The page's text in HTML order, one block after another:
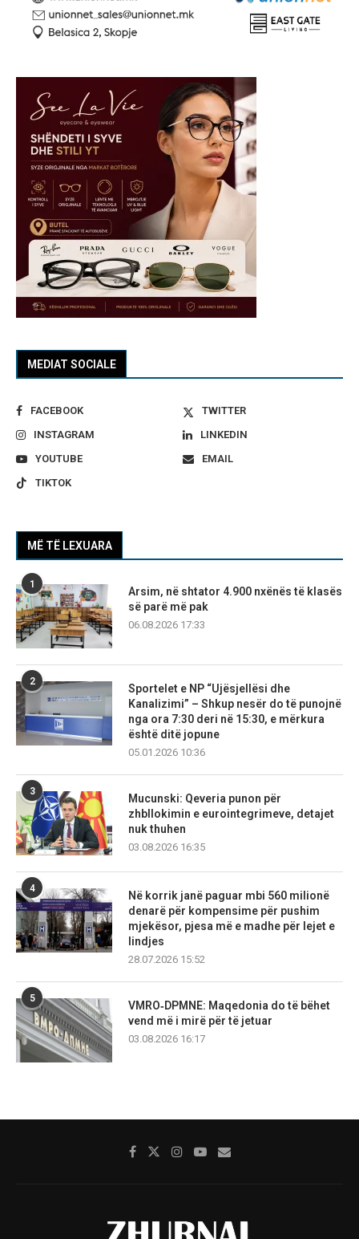
MEDIAT SOCIALE
FACEBOOK
TWITTER
INSTAGRAM
LINKEDIN
YOUTUBE
EMAIL
TIKTOK
MË TË LEXUARA
1
Arsim, në shtator 4.900 nxënës të klasës
së parë më pak
06.08.2026 17:33
2
Sportelet e NP “Ujësjellësi dhe
Kanalizimi” – Shkup nesër do të punojnë
nga ora 7:30 deri në 15:30, e mërkura
është ditë jopune
05.01.2026 10:36
3
Mucunski: Qeveria punon për
zhbllokimin e eurointegrimeve, detajet
nuk thuhen
03.08.2026 16:35
4
Në korrik janë paguar mbi 560 milionë
denarë për kompensime për pushim
mjekësor, pjesa më e madhe për lejet e
lindjes
28.07.2026 15:52
5
VMRO‑DPMNE: Maqedonia do të bëhet
vend më i mirë për të jetuar
03.08.2026 16:17